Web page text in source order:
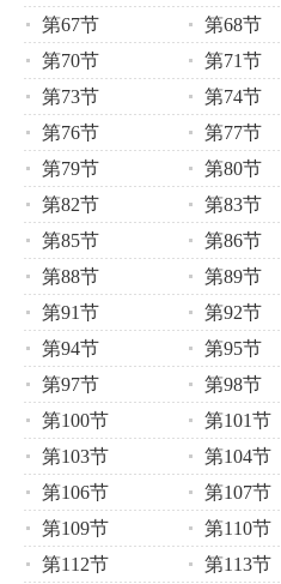
第67节
第68节
第70节
第71节
第73节
第74节
第76节
第77节
第79节
第80节
第82节
第83节
第85节
第86节
第88节
第89节
第91节
第92节
第94节
第95节
第97节
第98节
第100节
第101节
第103节
第104节
第106节
第107节
第109节
第110节
第112节
第113节